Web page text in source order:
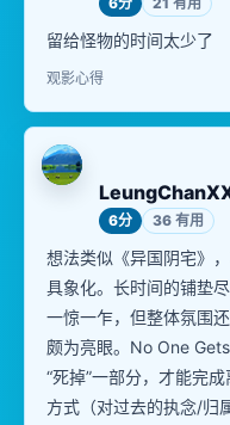
留给怪物的时间太少了
观影心得
6分
36 有用
想法类似《异国阴宅》
具象化。长时间的铺垫
一惊一乍，但整体氛围
颇为亮眼。No One
“死掉”一部分，才能完
方式（对过去的执念/归